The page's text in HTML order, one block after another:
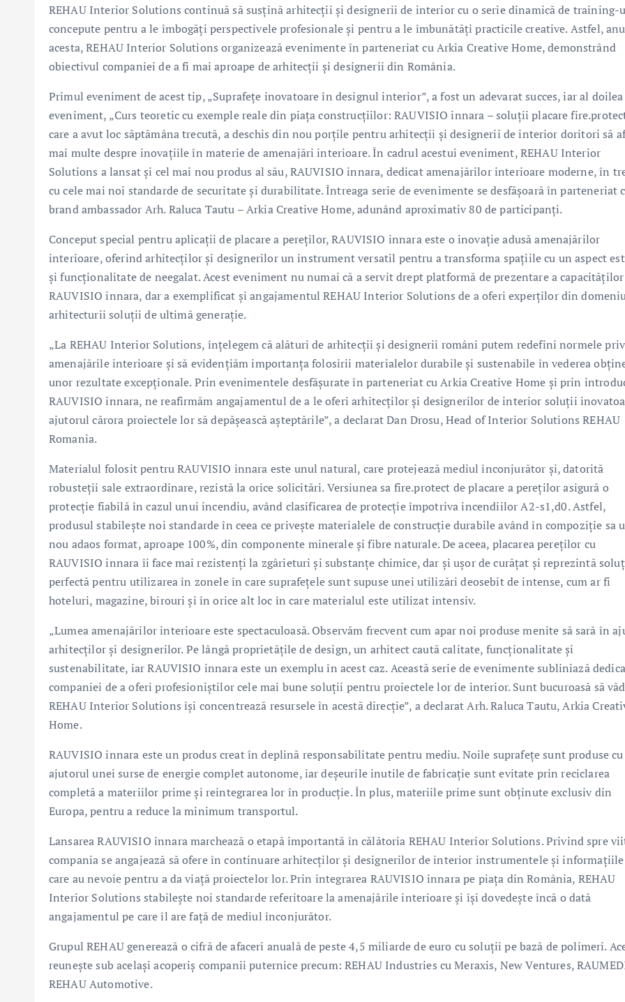
REHAU Interior Solutions continuă să susțină arhitecții și designerii de interior cu o serie dinamică de training-
concepute pentru a le îmbogăți perspectivele profesionale și pentru a le îmbunătăți practicile creative. Astfel,
acesta, REHAU Interior Solutions organizează evenimente în parteneriat cu Arkia Creative Home, demonstrând
obiectivul companiei de a fi mai aproape de arhitecții și designerii din România.
Primul eveniment de acest tip, „Suprafețe inovatoare în designul interior”, a fost un adevarat succes, iar al doilea
eveniment, „Curs teoretic cu exemple reale din piața construcțiilor: RAUVISIO innara – soluții placare
care a avut loc săptămâna trecută, a deschis din nou porțile pentru arhitecții și designerii de interior doritori să
mai multe despre inovațiile în materie de amenajări interioare. În cadrul acestui eveniment, REHAU Interior
Solutions a lansat și cel mai nou produs al său, RAUVISIO innara, dedicat amenajărilor interioare moderne, în
cu cele mai noi standarde de securitate și durabilitate. Întreaga serie de evenimente se desfășoară în parteneriat
brand ambassador Arh. Raluca Tautu – Arkia Creative Home, adunând aproximativ 80 de participanți.
Conceput special pentru aplicații de placare a pereților, RAUVISIO innara este o inovație adusă amenajărilor
interioare, oferind arhitecților și designerilor un instrument versatil pentru a transforma spațiile cu un aspect
și funcționalitate de neegalat. Acest eveniment nu numai că a servit drept platformă de prezentare a capacităților
RAUVISIO innara, dar a exemplificat și angajamentul REHAU Interior Solutions de a oferi experților din
arhitecturii soluții de ultimă generație.
„La REHAU Interior Solutions, înțelegem că alături de arhitecții și designerii români putem redefini normele
amenajările interioare și să evidențiăm importanța folosirii materialelor durabile și sustenabile în vederea
unor rezultate excepționale. Prin evenimentele desfășurate în parteneriat cu Arkia Creative Home și prin
RAUVISIO innara, ne reafirmăm angajamentul de a le oferi arhitecților și designerilor de interior soluții
ajutorul cărora proiectele lor să depășească așteptările”, a declarat Dan Drosu, Head of Interior Solutions REHAU
Romania.
Materialul folosit pentru RAUVISIO innara este unul natural, care protejează mediul înconjurător și, datorită
robusteții sale extraordinare, rezistă la orice solicitări. Versiunea sa fire.protect de placare a pereților asigură o
protecție fiabilă în cazul unui incendiu, având clasificarea de protecție împotriva incendiilor A2-s1,d0. Astfel,
produsul stabilește noi standarde în ceea ce privește materialele de construcție durabile având în compoziție sa
nou adaos format, aproape 100%, din componente minerale și fibre naturale. De aceea, placarea pereților cu
RAUVISIO innara îi face mai rezistenți la zgârieturi și substanțe chimice, dar și ușor de curățat și reprezintă
perfectă pentru utilizarea în zonele în care suprafețele sunt supuse unei utilizări deosebit de intense, cum ar fi
hoteluri, magazine, birouri și în orice alt loc în care materialul este utilizat intensiv.
„Lumea amenajărilor interioare este spectaculoasă. Observăm frecvent cum apar noi produse menite să sară în
arhitecților și designerilor. Pe lângă proprietățile de design, un arhitect caută calitate, funcționalitate și
sustenabilitate, iar RAUVISIO innara este un exemplu în acest caz. Această serie de evenimente subliniază
companiei de a oferi profesioniștilor cele mai bune soluții pentru proiectele lor de interior. Sunt bucuroasă să
REHAU Interior Solutions își concentrează resursele în acestă direcție”, a declarat Arh. Raluca Tautu, Arkia
Home.
RAUVISIO innara este un produs creat în deplină responsabilitate pentru mediu. Noile suprafețe sunt produse cu
ajutorul unei surse de energie complet autonome, iar deșeurile inutile de fabricație sunt evitate prin reciclarea
completă a materiilor prime și reintegrarea lor în producție. În plus, materiile prime sunt obținute exclusiv din
Europa, pentru a reduce la minimum transportul.
Lansarea RAUVISIO innara marchează o etapă importantă în călătoria REHAU Interior Solutions. Privind spre
compania se angajează să ofere în continuare arhitecților și designerilor de interior instrumentele și
care au nevoie pentru a da viață proiectelor lor. Prin integrarea RAUVISIO innara pe piața din România, REHAU
Interior Solutions stabilește noi standarde referitoare la amenajările interioare și își dovedește încă o dată
angajamentul pe care îl are față de mediul înconjurător.
Grupul REHAU generează o cifră de afaceri anuală de peste 4,5 miliarde de euro cu soluții pe bază de polimeri.
reunește sub același acoperiș companii puternice precum: REHAU Industries cu Meraxis, New Ventures,
REHAU Automotive.